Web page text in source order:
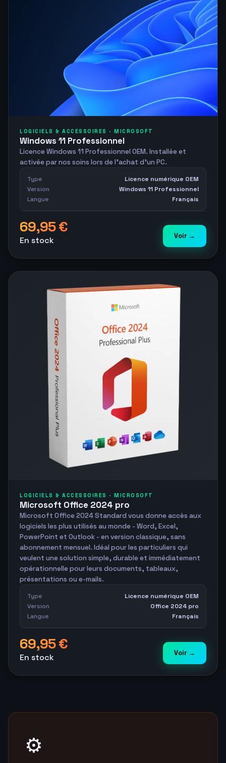
LOGICIELS & ACCESSOIRES · MICROSOFT
Windows 11 Professionnel
Licence Windows 11 Professionnel OEM. Installée et
activée par nos soins lors de l'achat d'un PC.
Type
Licence numérique OEM
Version
Windows 11 Professionnel
Langue
Français
69,95 €
En stock Voir →
LOGICIELS & ACCESSOIRES · MICROSOFT
Microsoft Office 2024 pro
Microsoft Office 2024 Standard vous donne accès aux
logiciels les plus utilisés au monde - Word, Excel,
PowerPoint et Outlook - en version classique, sans
abonnement mensuel. Idéal pour les particuliers qui
veulent une solution simple, durable et immédiatement
opérationnelle pour leurs documents, tableaux,
présentations ou e-mails.
Type
Licence numérique OEM
Version
Office 2024 pro
Langue
Français
69,95 €
En stock Voir →
⚙️